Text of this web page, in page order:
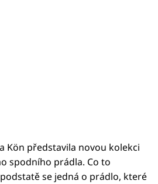
Kön představila novou kolekci
spodního prádla. Co to
se jedná o prádlo, které